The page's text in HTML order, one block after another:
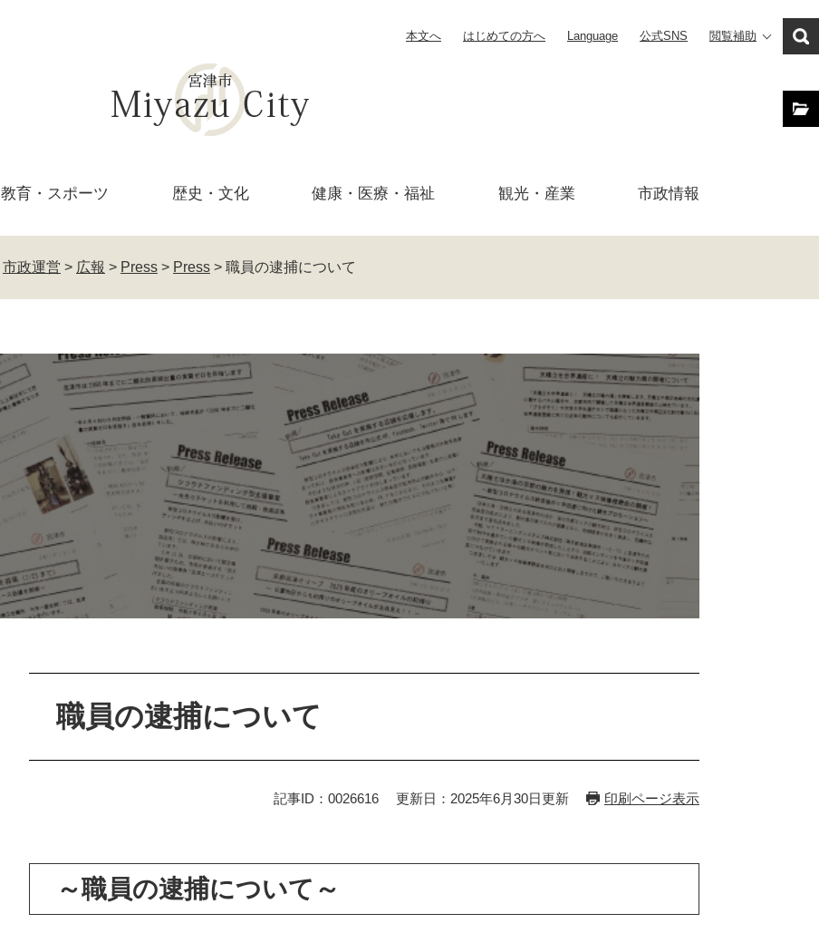
本文へ はじめての方へ Language 公式SNS 閲覧補助
教育・ スポーツ 歴史・文化 健康・医療・ 福祉 観光・産業 市政情報
市政運営 > 広報 > Press > Press > 職員の逮捕について
職員の逮捕について
記事ID：0026616 更新日：2025年6月30日更新 印刷ページ表示
～職員の逮捕について～